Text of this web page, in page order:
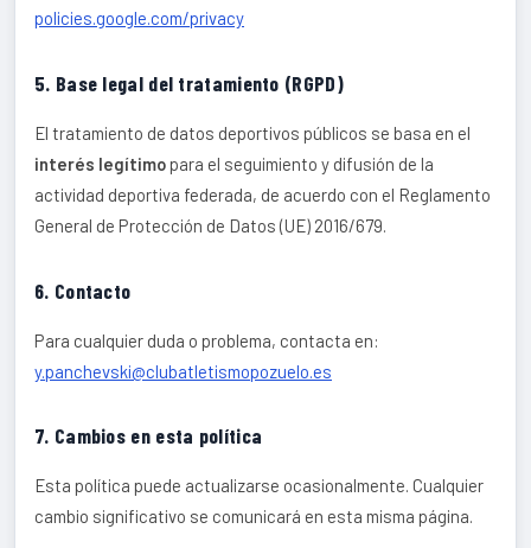
policies.google.com/privacy
5. Base legal del tratamiento (RGPD)
El tratamiento de datos deportivos públicos se basa en el
interés legítimopara el seguimiento y difusión de la
actividad deportiva federada, de acuerdo con el Reglamento
General de Protección de Datos (UE) 2016/679.
6. Contacto
Para cualquier duda o problema, contacta en:
y.panchevski@clubatletismopozuelo.es
7. Cambios en esta política
Esta política puede actualizarse ocasionalmente. Cualquier
cambio significativo se comunicará en esta misma página.